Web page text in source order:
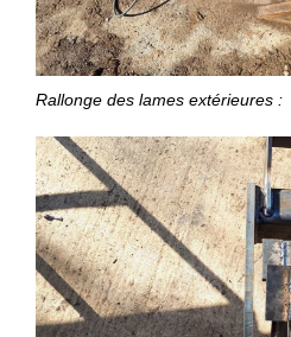
Rallonge des lames extérieures :